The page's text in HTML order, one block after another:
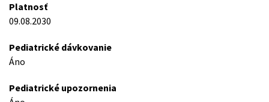
Platnosť
09.08.2030
Pediatrické dávkovanie
Áno
Pediatrické upozornenia